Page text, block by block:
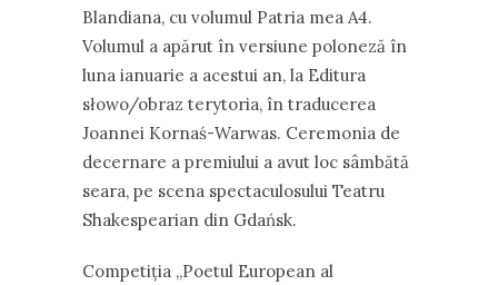
Blandiana, cu volumul Patria mea A4.
Volumul a apărut în versiune poloneză în
luna ianuarie a acestui an, la Editura
słowo/obraz terytoria, în traducerea
Joannei Kornaś-Warwas. Ceremonia de
decernare a premiului a avut loc sâmbătă
seara, pe scena spectaculosului Teatru
Shakespearian din Gdańsk.
Competiția „Poetul European al